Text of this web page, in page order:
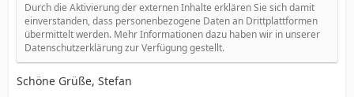
Durch die Aktivierung der externen Inhalte erklären Sie sich damit
einverstanden, dass personenbezogene Daten an Drittplattformen
übermittelt werden. Mehr Informationen dazu haben wir in unserer
Datenschutzerklärung zur Verfügung gestellt.
Schöne Grüße, Stefan